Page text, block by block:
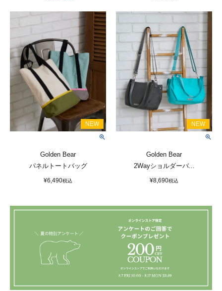
Golden Bear
パネルトートバッグ
¥6,490税込
Golden Bear
2Wayショルダーバ...
¥8,690税込